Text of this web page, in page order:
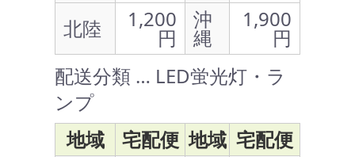
北陸
1,200
円
沖
縄
1,900
円
配送分類 … LED蛍光灯・ラ
ンプ
地域
宅配便 地域 宅配便